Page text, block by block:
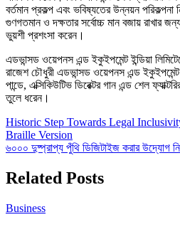
বর্তমান প্রকল্প এবং ভবিষ্যতের উন্নয়ন পরিকল্পনা
গুণগতমান ও দক্ষতার সর্বোচ্চ মান বজায় রাখার
ভুয়শী প্রশংসা করেন।
এডভান্সড ওয়েপনস এন্ড ইকুইপমেন্ট ইন্ডিয়া
রাজেশ চৌধুরী এডভান্সড ওয়েপনস এন্ড ইকুইপমেন্ট
পান্ডে, এক্সিকিউটিভ ডিরেক্টর গান এন্ড শেল
তুলে ধরেন।
Post
navigation
Historic Step Towards Legal
Braille Version
৬০০০ দুষ্প্রাপ্য পুঁথি ডিজিটাইজ করার উদ্যোগ নিল
Related Posts
Business